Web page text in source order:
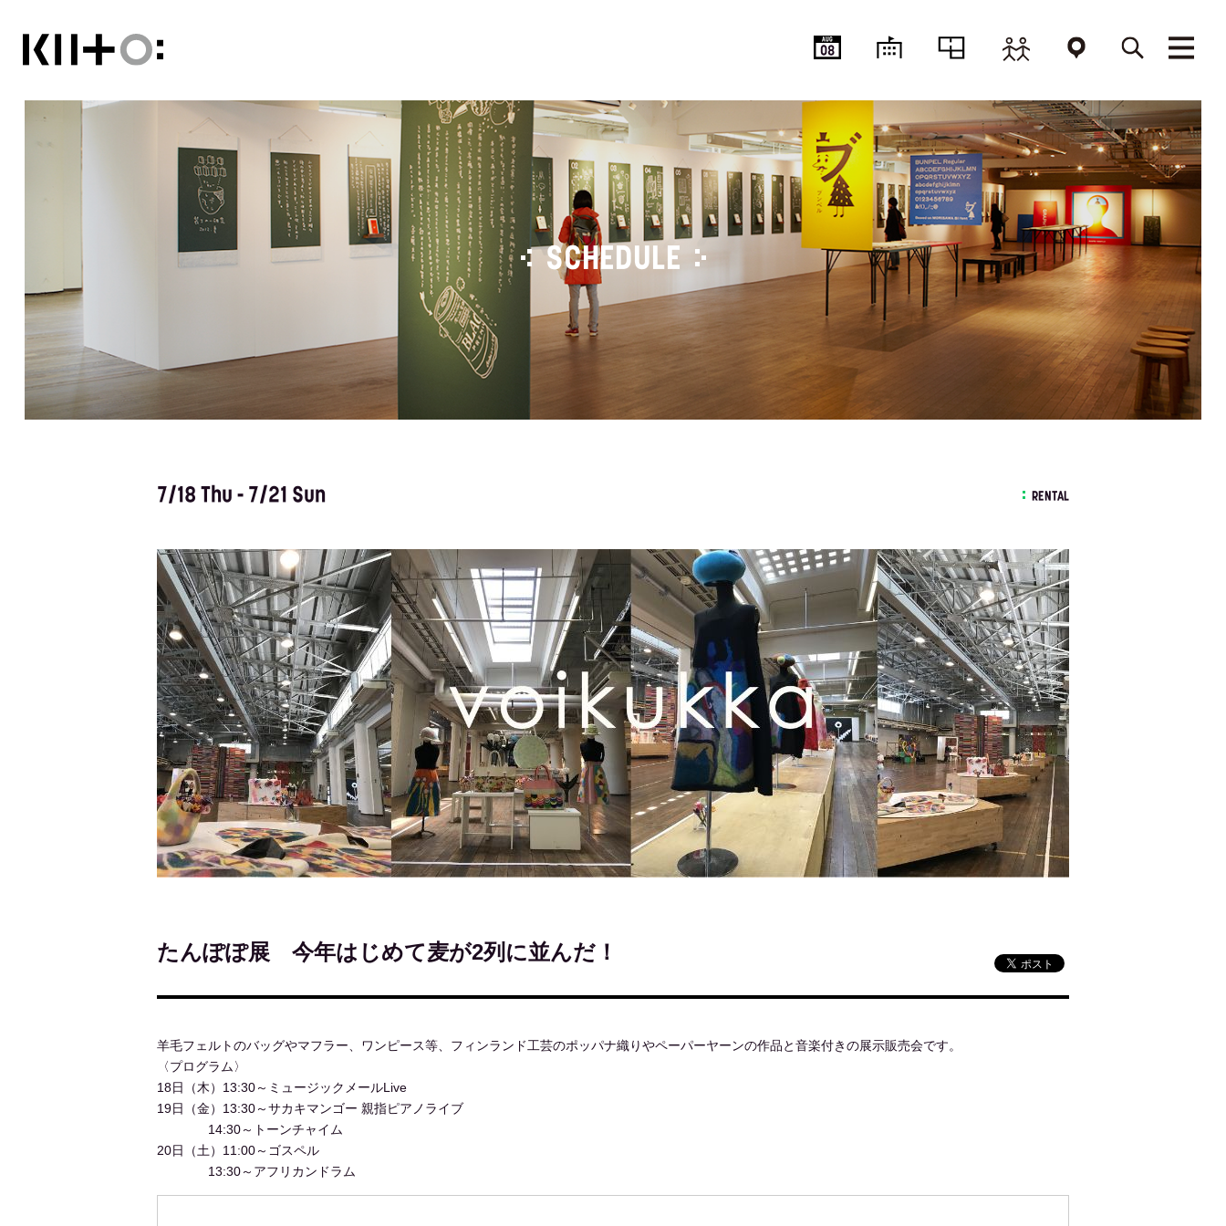
AUG
08
SCHEDULE
7/18 Thu - 7/21 Sun RENTAL
たんぽぽ展 今年はじめて麦が2列に並んだ！
羊毛フェルトのバッグやマフラー、ワンピース等、フィンランド工芸のポッパナ織りやペーパーヤーンの作品と音楽付きの展示販売会です。
〈プログラム〉
18日（木）13:30～ミュージックメールLive
19日（金）13:30～サカキマンゴー 親指ピアノライブ
14:30～トーンチャイム
20日（土）11:00～ゴスペル
13:30～アフリカンドラム